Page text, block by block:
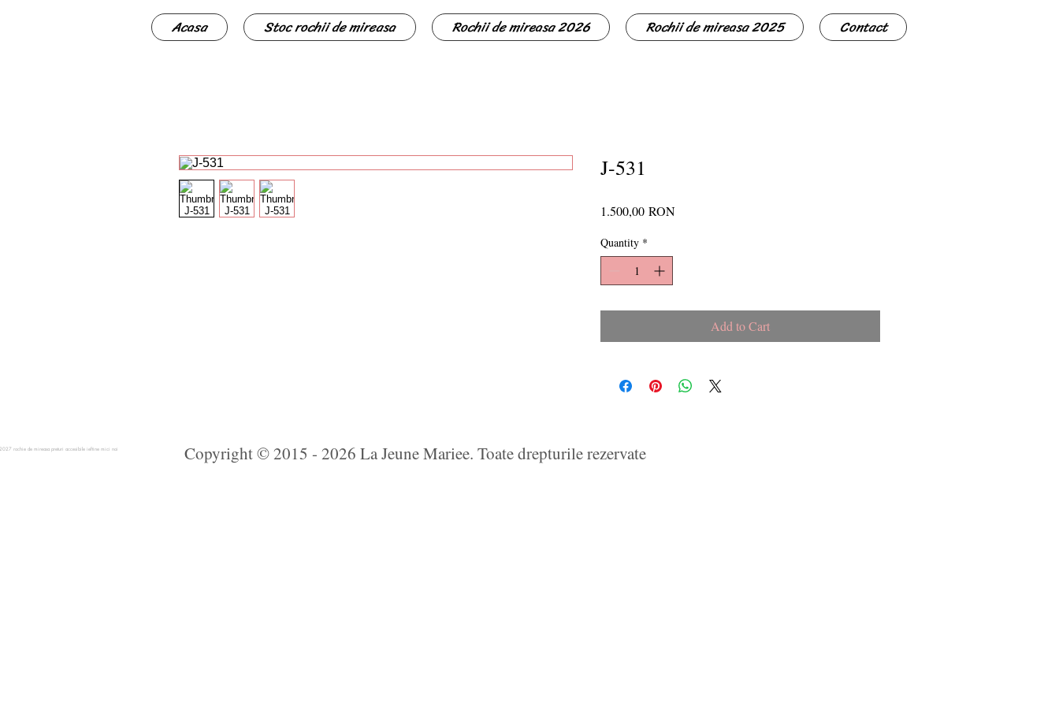
Acasa Stoc rochii de mireasa Rochii de mireasa 2026 Rochii de mireasa 2025 Contact
J-531
1.500,00 RONPrice
Quantity *
Add to Cart
rochie de mireasa preturi accesibile ieftine mici noi Copyright © 2015 - 2026 La Jeune Mariee. Toate drepturile rezervate